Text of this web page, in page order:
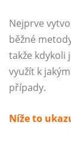
Nejprve
běžné
takže kdykoli
využít k
případy.
Níže to